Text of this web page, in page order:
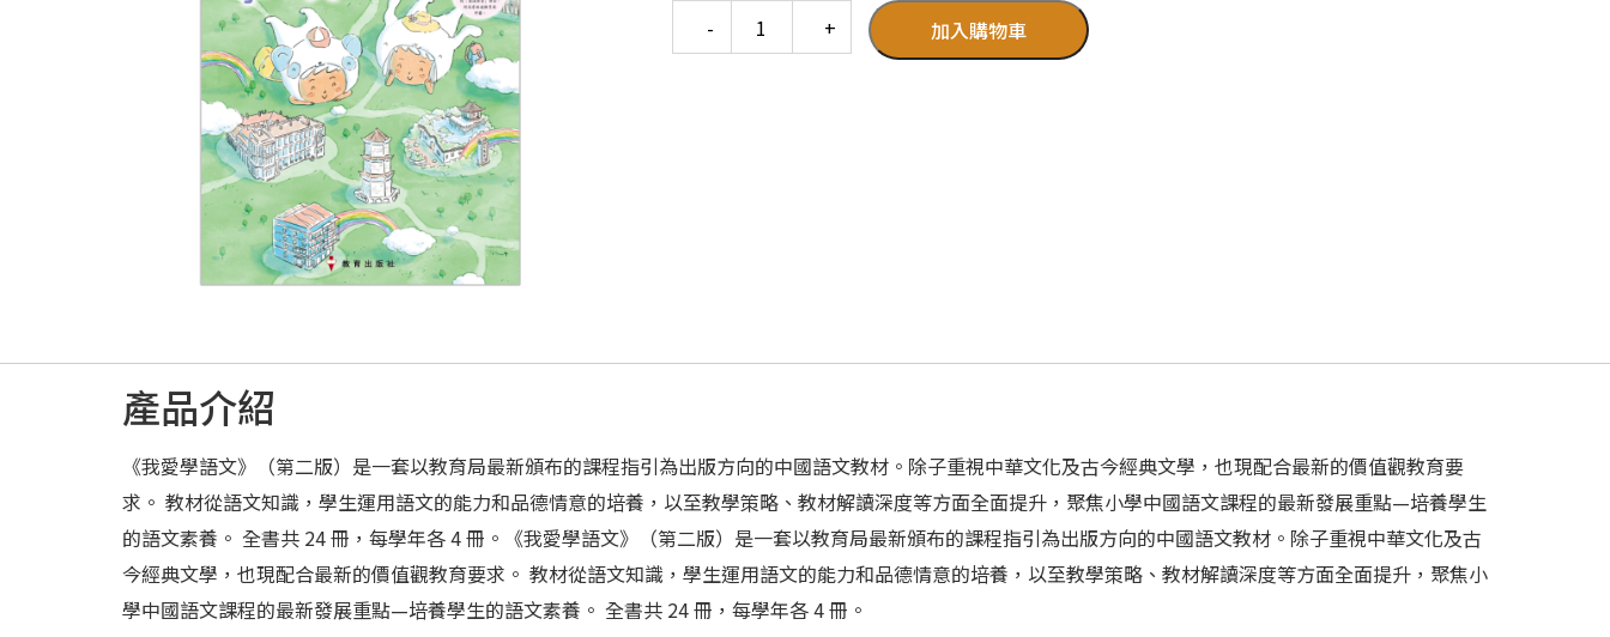
加入購物車
產品介紹
《我愛學語文》（第二版）是一套以教育局最新頒布的課程指引為出版方向的中國語文教材。除子重視中華文化及古今經典文學，也現配合最新的價值觀教育要
求。 教材從語文知識，學生運用語文的能力和品德情意的培養，以至教學策略、教材解讀深度等方面全面提升，聚焦小學中國語文課程的最新發展重點—培養學生
的語文素養。 全書共 24 冊，每學年各 4 冊。《我愛學語文》（第二版）是一套以教育局最新頒布的課程指引為出版方向的中國語文教材。除子重視中華文化及古
今經典文學，也現配合最新的價值觀教育要求。 教材從語文知識，學生運用語文的能力和品德情意的培養，以至教學策略、教材解讀深度等方面全面提升，聚焦小
學中國語文課程的最新發展重點—培養學生的語文素養。 全書共 24 冊，每學年各 4 冊。